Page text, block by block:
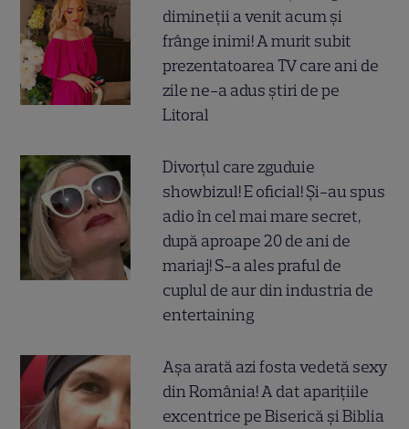
dimineții a venit acum și
frânge inimi! A murit subit
prezentatoarea TV care ani de
zile ne-a adus știri de pe
Litoral
Divorțul care zguduie
showbizul! E oficial! Și-au spus
adio în cel mai mare secret,
după aproape 20 de ani de
mariaj! S-a ales praful de
cuplul de aur din industria de
entertaining
Așa arată azi fosta vedetă sexy
din România! A dat aparițiile
excentrice pe Biserică și Biblia